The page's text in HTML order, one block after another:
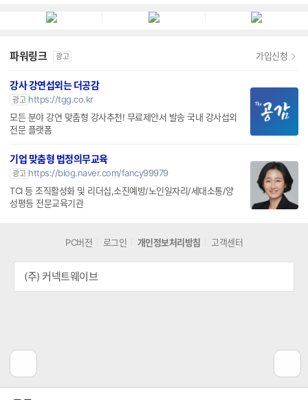
파워링크 광고 가입신청
강사 강연섭외는 더공감
광고 https://tgg.co.kr
모든 분야 강연 맞춤형 강사추천! 무료제안서 발송 국내 강사섭외
전문 플랫폼
기업 맞춤형 법정의무교육
광고 https://blog.naver.com/fancy99979
TCI 등 조직활성화 및 리더십,소진예방/노인일자리/세대소통/양
성평등 전문교육기관
PC버전 로그인 개인정보처리방침 고객센터
(주) 커넥트웨이브